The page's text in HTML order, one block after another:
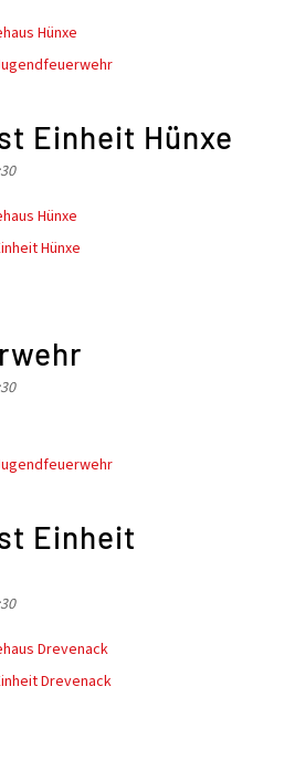
Hünxe
Einheit Hünxe
Hünxe
Hünxe
Einheit
Drevenack
Drevenack